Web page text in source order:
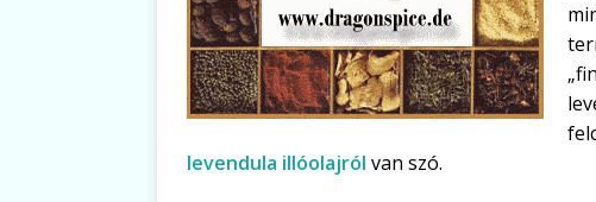
levendula illóolajról van szó.